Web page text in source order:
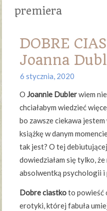
premiera
DOBRE
Joanna
6 stycznia, 2020
OJoannie Dublerwiem
chciałabym wiedzieć
bo zawsze ciekawa
książkę w danym
tak jest? O tej
dowiedziałam się tylko,
absolwentką psychologii
Dobre ciastkoto powieść
erotyki, której fabuła